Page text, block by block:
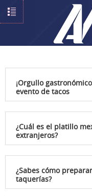
Introduzca parte del título
¡Orgullo
evento de tacos
¿Cuál es el platillo
extranjeros?
¿Sabes cómo
taquerías?